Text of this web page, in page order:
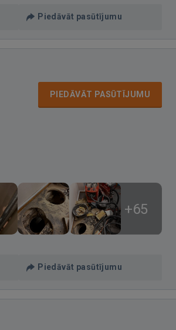
Piedāvāt pasūtījumu
PIEDĀVĀT PASŪTĪJUMU
+65
Piedāvāt pasūtījumu